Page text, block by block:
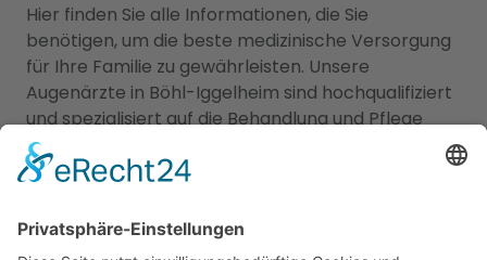
Hier finden Sie alle Informationen, die Sie
benötigen, um die beste medizinische Versorgung
für Ihre Familie zu gewährleisten. Unsere
Augenärzte in Böhl-Iggelheim sind hochqualifiziert
und spezialisiert auf die Behandlung und Pflege
Ihrer Augengesundheit. Sie bieten eine breite
Palette von Dienstleistungen, einschließlich
von Augenerkrankungen sowie Brillen- und